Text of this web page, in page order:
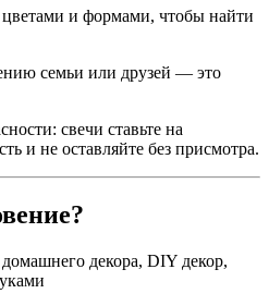
и формами, чтобы найти
семьи или друзей — это
свечи ставьте на
и не оставляйте без присмотра.
декора, DIY декор,